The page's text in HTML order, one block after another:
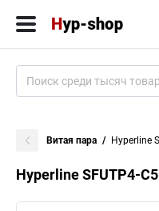
Витая пара Hyperline
Hyperline SFUTP4-